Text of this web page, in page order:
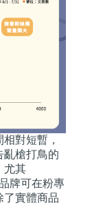
對短暫，
亂槍打鳥的
尤其
牌可在粉專
了實體商品